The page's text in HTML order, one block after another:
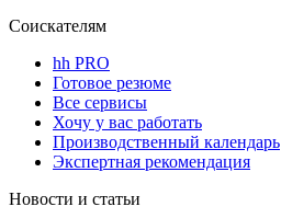
Соискателям
hh PRO
Готовое резюме
Все сервисы
Хочу у вас работать
Производственный календарь
Экспертная рекомендация
Новости и статьи